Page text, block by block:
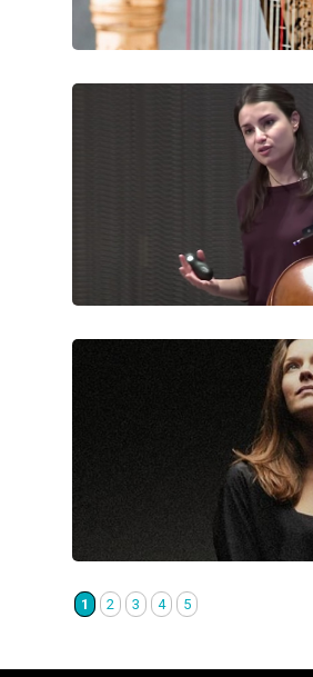
1 2 3 4 5